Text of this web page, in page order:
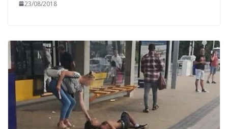
23/08/2018